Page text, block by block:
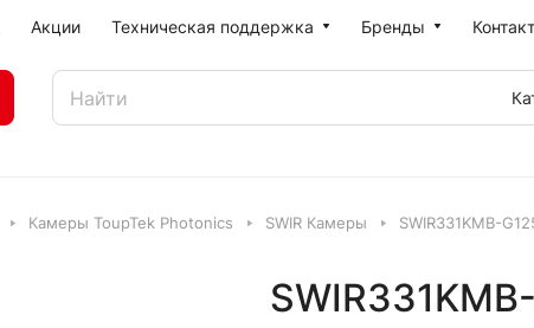
Акции Техническая поддержка Бренды
Камеры ToupTek Photonics SWIR Камеры SWIR331KMB-